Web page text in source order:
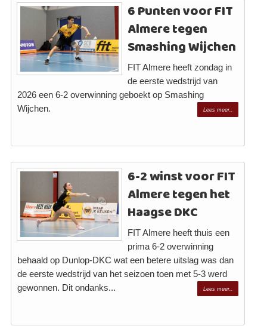
6 Punten voor FIT
Almere tegen
Smashing Wijchen
FIT Almere heeft zondag in
de eerste wedstrijd van
2026 een 6-2 overwinning geboekt op Smashing
Wijchen.
Lees meer..
6-2 winst voor FIT
Almere tegen het
Haagse DKC
FIT Almere heeft thuis een
prima 6-2 overwinning
behaald op Dunlop-DKC wat een betere uitslag was dan
de eerste wedstrijd van het seizoen toen met 5-3 werd
gewonnen. Dit ondanks...
Lees meer..